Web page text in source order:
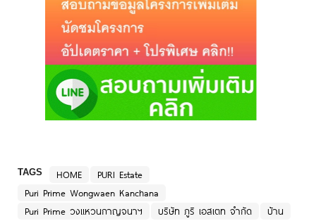
TAGS HOME
PURI Estate
Puri Prime Wongwaen Kanchana
Puri Prime วงแหวนกาญจนาฯ
บริษัท ภูริ เอสเตท จำกัด
บ้าน